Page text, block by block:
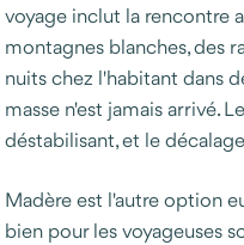
voyage inclut la rencontre
montagnes blanches, des
nuits chez l'habitant dans
masse n'est jamais arrivé.
déstabilisant, et le
Madère est l'autre option
bien pour les voyageuses